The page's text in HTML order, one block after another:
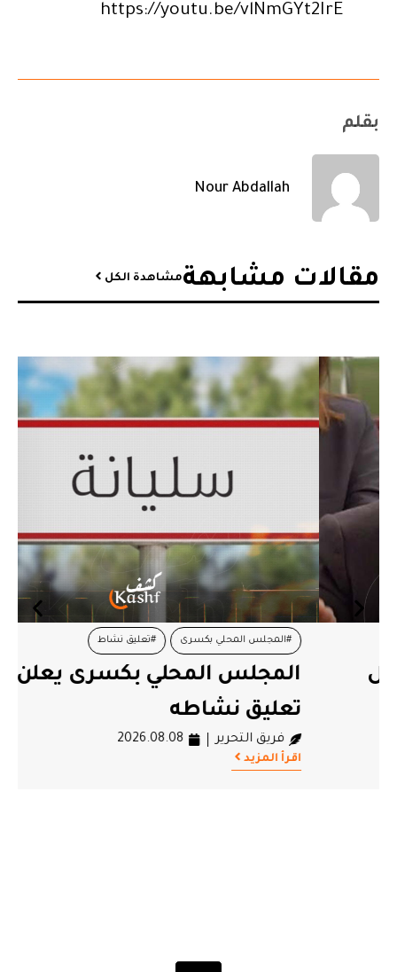
https://youtu.be/vlNmGYt2IrE
بقلم
Nour Abdallah
مقالات مشابهة​مشاهدة الكل
#المجلس المحلي بكسرى #تعليق نشاط
المجلس المحلي بكسرى يعلن
تعليق نشاطه
فريق التحرير 2026.08.08